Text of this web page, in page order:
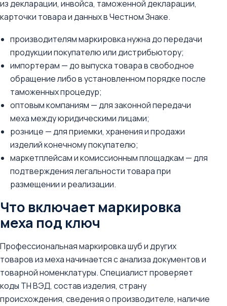
из декларации, инвойса, таможенной декларации,
карточки товара и данных в Честном Знаке.
производителям маркировка нужна до передачи
продукции покупателю или дистрибьютору;
импортерам — до выпуска товара в свободное
обращение либо в установленном порядке после
таможенных процедур;
оптовым компаниям — для законной передачи
меха между юридическими лицами;
рознице — для приемки, хранения и продажи
изделий конечному покупателю;
маркетплейсам и комиссионным площадкам — для
подтверждения легальности товара при
размещении и реализации.
Что включает маркировка
меха под ключ
Профессиональная маркировка шуб и других
товаров из меха начинается с анализа документов и
товарной номенклатуры. Специалист проверяет
коды ТН ВЭД, состав изделия, страну
происхождения, сведения о производителе, наличие